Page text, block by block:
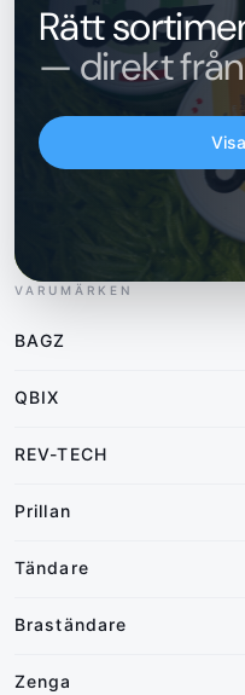
VARUMÄRKEN
BAGZ
QBIX
REV-TECH
Prillan
Tändare
Braständare
Zenga
Rätt
— direkt